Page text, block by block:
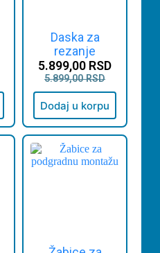
Daska za
rezanje
5.899,00RSD
5.899,00 RSD
Dodaj u korpu